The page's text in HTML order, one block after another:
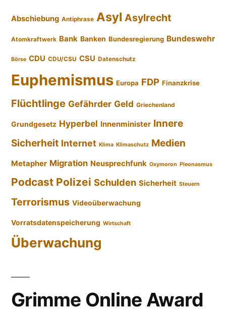
Abschiebung Antiphrase Asyl Asylrecht
Atomkraftwerk Bank Banken Bundesregierung Bundeswehr
Börse CDU CDU/CSU CSU Datenschutz
Euphemismus Europa FDP Finanzkrise
Flüchtlinge Gefährder Geld Griechenland
Grundgesetz Hyperbel Innenminister Innere
Sicherheit Internet Klima Klimaschutz Medien
Metapher Migration Neusprechfunk Oxymoron Pleonasmus
Podcast Polizei Schulden Sicherheit Steuern
Terrorismus Videoüberwachung
Vorratsdatenspeicherung Wirtschaft
Überwachung
Grimme Online Award